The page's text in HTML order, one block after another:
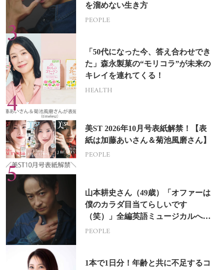
を溜めない生き方
PEOPLE
「50代になった今、答え合わせでき
た」森永製菓の“モリコラ”が未来の
キレイを連れてくる！
HEALTH
美ST 2026年10月号表紙解禁！【表
紙は加藤あいさん＆菊池風磨さん】
PEOPLE
山本耕史さん（49歳）「オファーは
僕のカラダ目当てらしいです
（笑）」全編英語ミュージカルへの
挑戦
PEOPLE
1本で1日分！年齢と共に不足するコ